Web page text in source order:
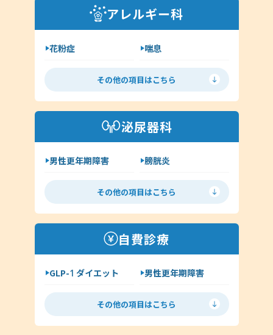
クラミジア
その他（耳鼻科領域）
アレルギー科
花粉症
喘息
舌下免疫療法
アレルギー検査
手荒れ・肌荒れ
じんましん
その他（アレルギー科）
その他の項目はこちら
泌尿器科
男性更年期障害
膀胱炎
尿道炎
亀頭包皮炎
性病の種類について
ヘルペス
クラミジア
梅毒
尖圭コンジローマ
マイコプラズマ・ウレアプラズマ
その他の項目はこちら
自費診療
GLP-1 ダイエット
男性更年期障害
低用量ピル
ミニピル
月経移動
アフターピル
その他の項目はこちら